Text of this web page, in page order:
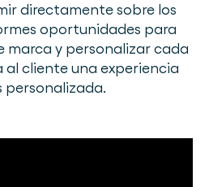
directamente sobre los
oportunidades para
marca y personalizar cada
al cliente una experiencia
personalizada.